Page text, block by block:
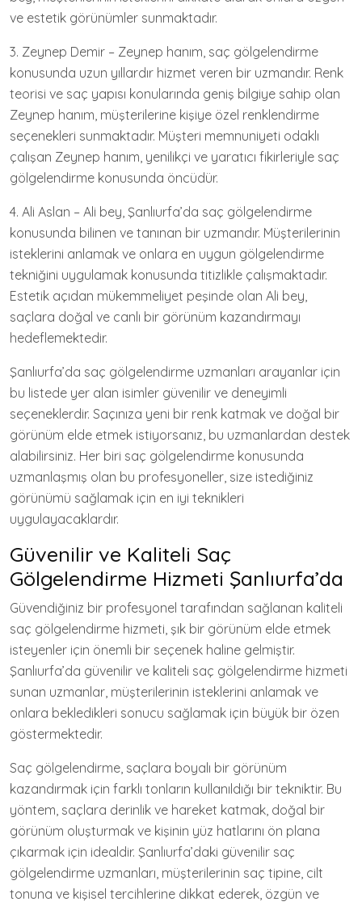
ve estetik görünümler sunmaktadır.
3. Zeynep Demir – Zeynep hanım, saç gölgelendirme
konusunda uzun yıllardır hizmet veren bir uzmandır. Renk
teorisi ve saç yapısı konularında geniş bilgiye sahip olan
Zeynep hanım, müşterilerine kişiye özel renklendirme
seçenekleri sunmaktadır. Müşteri memnuniyeti odaklı
çalışan Zeynep hanım, yenilikçi ve yaratıcı fikirleriyle saç
gölgelendirme konusunda öncüdür.
4. Ali Aslan – Ali bey, Şanlıurfa’da saç gölgelendirme
konusunda bilinen ve tanınan bir uzmandır. Müşterilerinin
isteklerini anlamak ve onlara en uygun gölgelendirme
tekniğini uygulamak konusunda titizlikle çalışmaktadır.
Estetik açıdan mükemmeliyet peşinde olan Ali bey,
saçlara doğal ve canlı bir görünüm kazandırmayı
hedeflemektedir.
Şanlıurfa’da saç gölgelendirme uzmanları arayanlar için
bu listede yer alan isimler güvenilir ve deneyimli
seçeneklerdir. Saçınıza yeni bir renk katmak ve doğal bir
görünüm elde etmek istiyorsanız, bu uzmanlardan destek
alabilirsiniz. Her biri saç gölgelendirme konusunda
uzmanlaşmış olan bu profesyoneller, size istediğiniz
görünümü sağlamak için en iyi teknikleri
uygulayacaklardır.
Güvenilir ve Kaliteli Saç
Gölgelendirme Hizmeti Şanlıurfa’da
Güvendiğiniz bir profesyonel tarafından sağlanan kaliteli
saç gölgelendirme hizmeti, şık bir görünüm elde etmek
isteyenler için önemli bir seçenek haline gelmiştir.
Şanlıurfa’da güvenilir ve kaliteli saç gölgelendirme hizmeti
sunan uzmanlar, müşterilerinin isteklerini anlamak ve
onlara bekledikleri sonucu sağlamak için büyük bir özen
göstermektedir.
Saç gölgelendirme, saçlara boyalı bir görünüm
kazandırmak için farklı tonların kullanıldığı bir tekniktir. Bu
yöntem, saçlara derinlik ve hareket katmak, doğal bir
görünüm oluşturmak ve kişinin yüz hatlarını ön plana
çıkarmak için idealdir. Şanlıurfa’daki güvenilir saç
gölgelendirme uzmanları, müşterilerinin saç tipine, cilt
tonuna ve kişisel tercihlerine dikkat ederek, özgün ve